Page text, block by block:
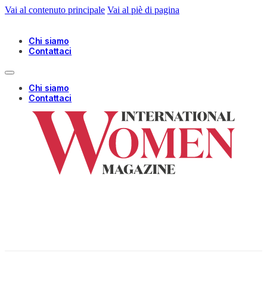
Vai al contenuto principale Vai al piè di pagina
Chi siamo
Contattaci
Chi siamo
Contattaci